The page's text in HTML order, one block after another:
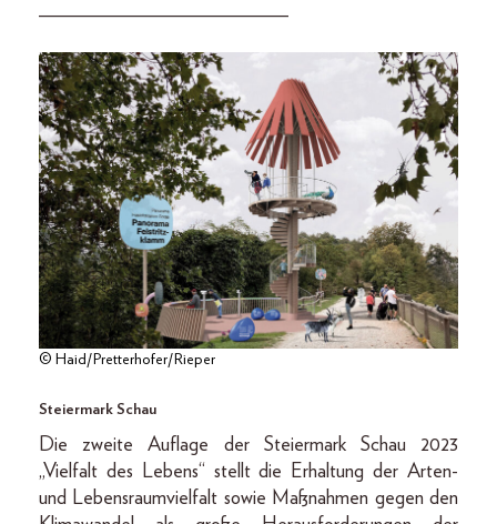
_________________________
© Haid/Pretterhofer/Rieper
Steiermark Schau
Die zweite Auflage der Steiermark Schau 2023
„Vielfalt des Lebens“ stellt die Erhaltung der Arten-
und Lebensraumvielfalt sowie Maßnahmen gegen den